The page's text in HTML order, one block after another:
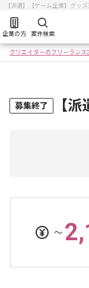
【派遣】【ゲーム企業】グッ
企業の方 案件検索
クリエイターのフリーランス
募集終了 【
〜